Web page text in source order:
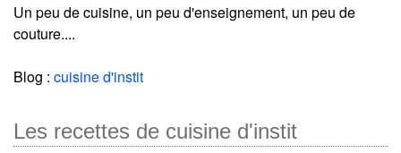
Un peu de cuisine, un peu d'enseignement, un peu de
couture....
Blog : cuisine d'instit
Les recettes de cuisine d'instit